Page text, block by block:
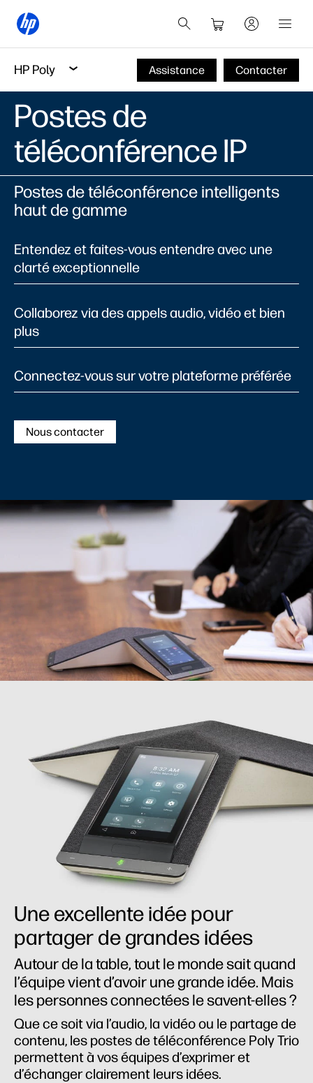
HP Poly Assistance Contacter
Postes de
téléconférence IP
Postes de téléconférence intelligents
haut de gamme
Entendez et faites-vous entendre avec une
clarté exceptionnelle
Collaborez via des appels audio, vidéo et bien
plus
Connectez-vous sur votre plateforme préférée
Nous contacter
Une excellente idée pour
partager de grandes idées
Autour de la table, tout le monde sait quand
l’équipe vient d’avoir une grande idée. Mais
les personnes connectées le savent-elles ?
Que ce soit via l’audio, la vidéo ou le partage de
contenu, les postes de téléconférence Poly Trio
permettent à vos équipes d’exprimer et
d’échanger clairement leurs idées.